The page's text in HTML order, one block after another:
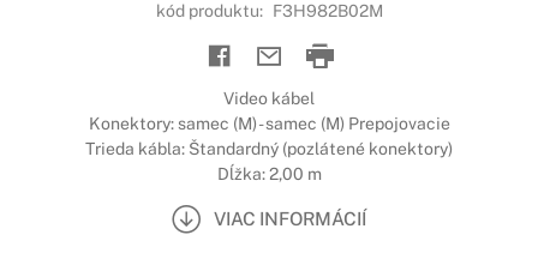
kód produktu: F3H982B02M
Video kábel
Konektory: samec (M) - samec (M) Prepojovacie
Trieda kábla: Štandardný (pozlátené konektory)
Dĺžka: 2,00 m
VIAC INFORMÁCIÍ